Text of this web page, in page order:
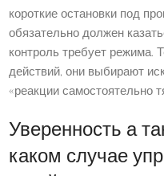
короткие остановки под
обязательно должен
контроль требует режима.
действий, они выбирают
«реакции самостоятельно
Уверенность а
каком случае